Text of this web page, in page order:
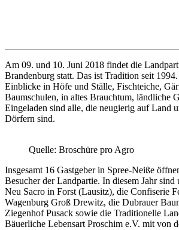
Am 09. und 10. Juni 2018 findet die
Brandenburg statt. Das ist Tradition seit
Einblicke in Höfe und Ställe, Fischteiche,
Baumschulen, in altes Brauchtum, ländliche
Eingeladen sind alle, die neugierig auf Land
Dörfern sind.
Quelle: Broschüre pro Agro
Insgesamt 16 Gastgeber in Spree-Neiße
Besucher der Landpartie. In diesem Jahr
Neu Sacro in Forst (Lausitz), die Confiserie
Wagenburg Groß Drewitz, die Dubrauer
Ziegenhof Pusack sowie die Traditionelle
Bäuerliche Lebensart Proschim e.V. mit von